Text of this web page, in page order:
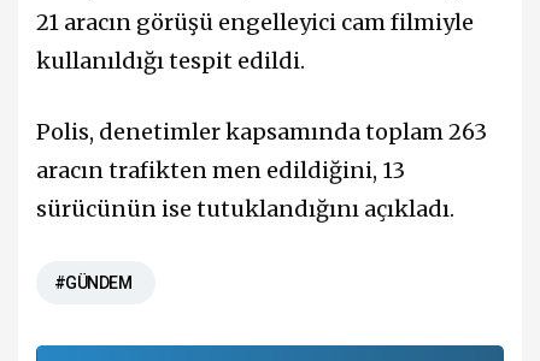
21 aracın görüşü engelleyici cam filmiyle
kullanıldığı tespit edildi.
Polis, denetimler kapsamında toplam 263
aracın trafikten men edildiğini, 13
sürücünün ise tutuklandığını açıkladı.
#GÜNDEM